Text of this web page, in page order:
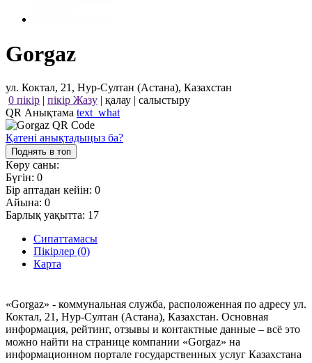
Gorgaz
ул. Коктал, 21, Нур-Султан (Астана), Казахстан
0 пікір | пікір Жазу | қалау | салыстыру
QR Анықтама text_what
Қатені анықтадыңыз ба?
Поднять в топ
Көру саны:
Бүгін: 0
Бір аптадан кейін: 0
Айына: 0
Барлық уақытта: 17
Сипаттамасы
Пікірлер (0)
Карта
«Gorgaz» - коммунальная служба, расположенная по адресу ул.
Коктал, 21, Нур-Султан (Астана), Казахстан. Основная
информация, рейтинг, отзывы и контактные данные – всё это
можно найти на странице компании «Gorgaz» на
информационном портале государственных услуг Казахстана